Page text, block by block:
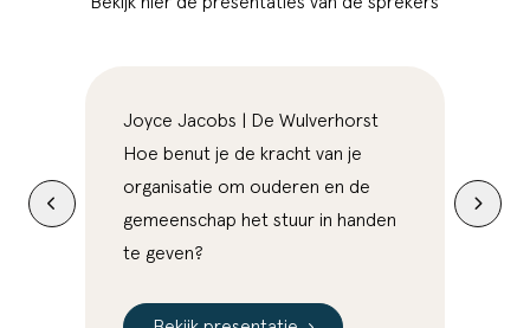
Joyce Jacobs | De Wulverhorst
Hoe benut je de kracht van je
organisatie om ouderen en de
gemeenschap het stuur in handen
te geven?
in de
ga je